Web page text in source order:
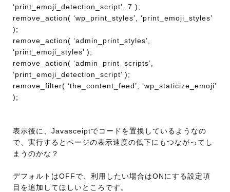
‘print_emoji_detection_script’, 7 );
remove_action( ‘wp_print_styles’, ‘print_emoji_styles’
);
remove_action( ‘admin_print_styles’,
‘print_emoji_styles’ );
remove_action( ‘admin_print_scripts’,
‘print_emoji_detection_script’ );
remove_filter( ‘the_content_feed’, ‘wp_staticize_emoji’
);
表示後に、Javasceiptでコードを置換しているようなの
で、実行するとページの表示速度の低下にもつながってし
まうのかな？
デフォルトはOFFで、利用したい場合はONにする設定項
目を追加してほしいところです。